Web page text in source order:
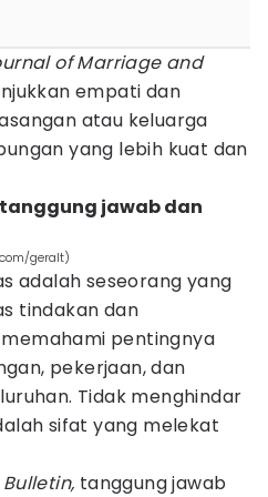
of Marriage and
empati dan
atau keluarga
yang lebih kuat dan
jawab dan
geralt)
adalah seseorang yang
tindakan dan
pentingnya
pekerjaan, dan
Tidak menghindar
sifat yang melekat
tanggung jawab